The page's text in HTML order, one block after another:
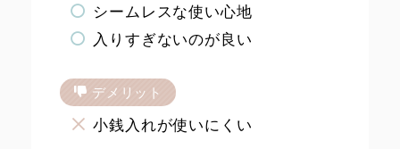
シームレスな使い心地
入りすぎないのが良い
デメリット
小銭入れが使いにくい